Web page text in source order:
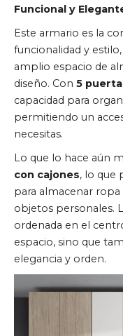
Funcional y
Este armario es la
funcionalidad y
amplio espacio de
diseño. Con 5
capacidad para
permitiendo un
necesitas.
Lo que lo hace aún
con cajones, lo que
para almacenar
objetos personales.
ordenada en el
espacio, sino que
elegancia y orden.